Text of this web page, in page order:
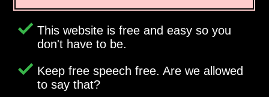
This website is free and easy so you
don't have to be.
Keep free speech free. Are we allowed
to say that?